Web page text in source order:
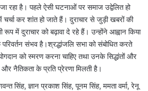
रहा है। पहले ऐसी घटनाओं पर समाज उद्वेलित हो
कर शांत हो जाते हैं। दुराचार से जुड़ी खबरों की
में दुराचार को बढ़ावा दे रहे हैं। उन्होंने आह्वान किया
संभव है।श्रद्धांजलि सभा को संबोधित करते
को स्मरण करना चाहिए तथा उनके सिद्धांतों और
नैतिकता के प्रति प्रेरणा मिलती है।
सिंह, ज्ञान प्रकाश सिंह, पूनम सिंह, ममता वर्मा, रेनू